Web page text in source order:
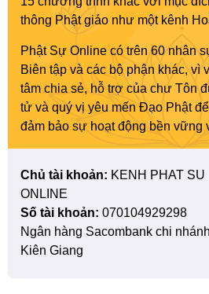
thông Phật giáo như một kênh
Phật Sự Online có trên 60 nhân
Biên tập và các bộ phận khác, vì
tâm chia sẻ, hỗ trợ của chư Tôn
tử và quý vị yêu mến Đạo Phật
đảm bảo sự hoạt động bền vững
Chủ tài khoản: KENH PHAT SU
ONLINE
Số tài khoản: 070104929298
Ngân hàng Sacombank chi nhánh
Kiên Giang